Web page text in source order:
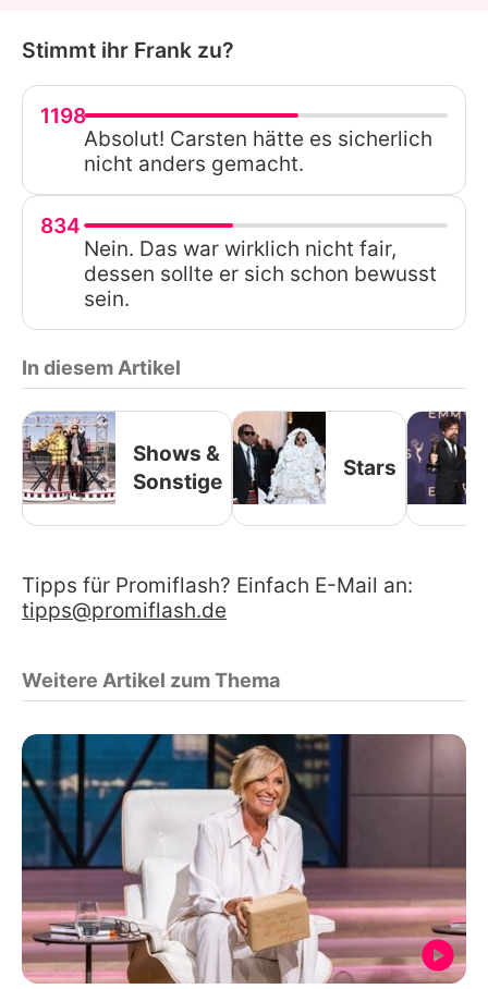
Stimmt ihr Frank zu?
1198
Absolut! Carsten hätte es sicherlich
nicht anders gemacht.
834
Nein. Das war wirklich nicht fair,
dessen sollte er sich schon bewusst
sein.
In diesem Artikel
Shows &
Sonstige
Stars
Tipps für Promiflash? Einfach E-Mail an:
tipps@promiflash.de
Weitere Artikel zum Thema